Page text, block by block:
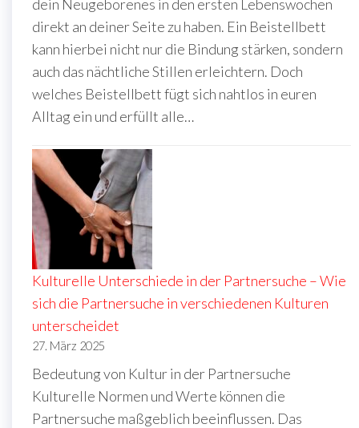
dein Neugeborenes in den ersten Lebenswochen
direkt an deiner Seite zu haben. Ein Beistellbett
kann hierbei nicht nur die Bindung stärken, sondern
auch das nächtliche Stillen erleichtern. Doch
welches Beistellbett fügt sich nahtlos in euren
Alltag ein und erfüllt alle…
Kulturelle Unterschiede in der Partnersuche – Wie
sich die Partnersuche in verschiedenen Kulturen
unterscheidet
27. März 2025
Bedeutung von Kultur in der Partnersuche
Kulturelle Normen und Werte können die
Partnersuche maßgeblich beeinflussen. Das